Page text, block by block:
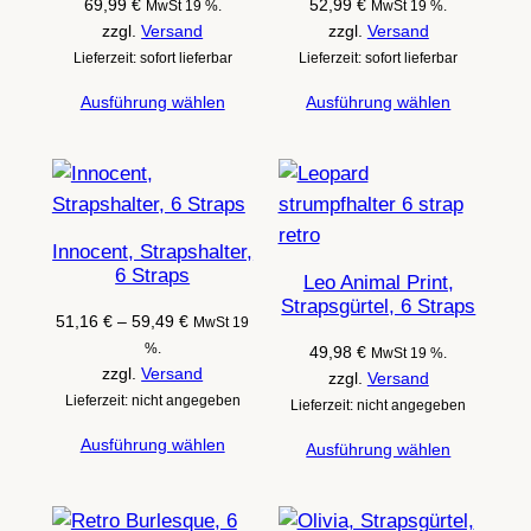
69,99 € MwSt 19 %.
zzgl.Versand
Lieferzeit: sofort lieferbar
Ausführung wählen
52,99€ MwSt 19 %.
zzgl. Versand
Lieferzeit: sofort lieferbar
Ausführung wählen
Innocent, Strapshalter,
6 Straps
51,16€ –59,49€Preisspanne:
bis
59,49 €
MwSt 19
%.
zzgl.Versand
Lieferzeit: nicht angegeben
Ausführung wählen
Leo Animal Print,
Strapsgürtel, 6 Straps
49,98€ MwSt 19 %.
zzgl. Versand
Lieferzeit: nicht angegeben
Ausführung wählen